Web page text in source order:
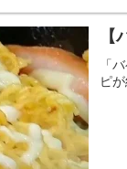
「
ピ